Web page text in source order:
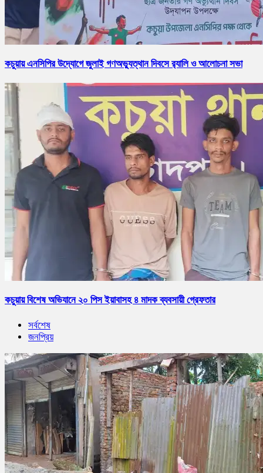
কচুয়ায় এনসিপির উদ্যোগে জুলাই গণঅভ্যুত্থান দিবসে র‌্যালি ও আলোচনা সভা
কচুয়ায় বিশেষ অভিযানে ২০ পিস ইয়াবাসহ ৪ মাদক ব্যবসায়ী গ্রেফতার
সর্বশেষ
জনপ্রিয়